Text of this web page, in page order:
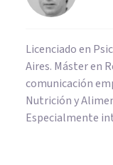
Licenciado en
Aires. Máster en
comunicación
Nutrición y
Especialmente